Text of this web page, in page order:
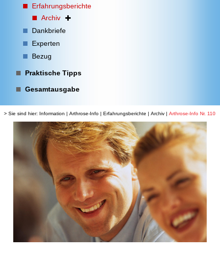
Erfahrungsberichte
Archiv
Dankbriefe
Experten
Bezug
Praktische Tipps
Gesamtausgabe
> Sie sind hier: Information | Arthrose-Info | Erfahrungsberichte | Archiv | Arthrose-Info Nr. 110